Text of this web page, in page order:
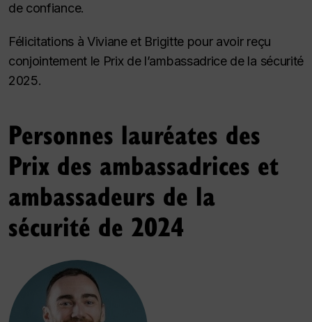
de confiance.
Félicitations à Viviane et Brigitte pour avoir reçu
conjointement le Prix de l’ambassadrice de la sécurité
2025.
Personnes lauréates des
Prix des ambassadrices et
ambassadeurs de la
sécurité de 2024